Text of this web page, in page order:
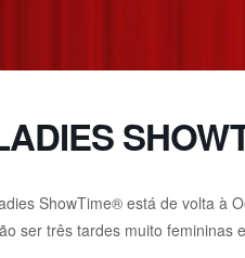
ShowTime® está de volta à
ser três tardes muito femininas